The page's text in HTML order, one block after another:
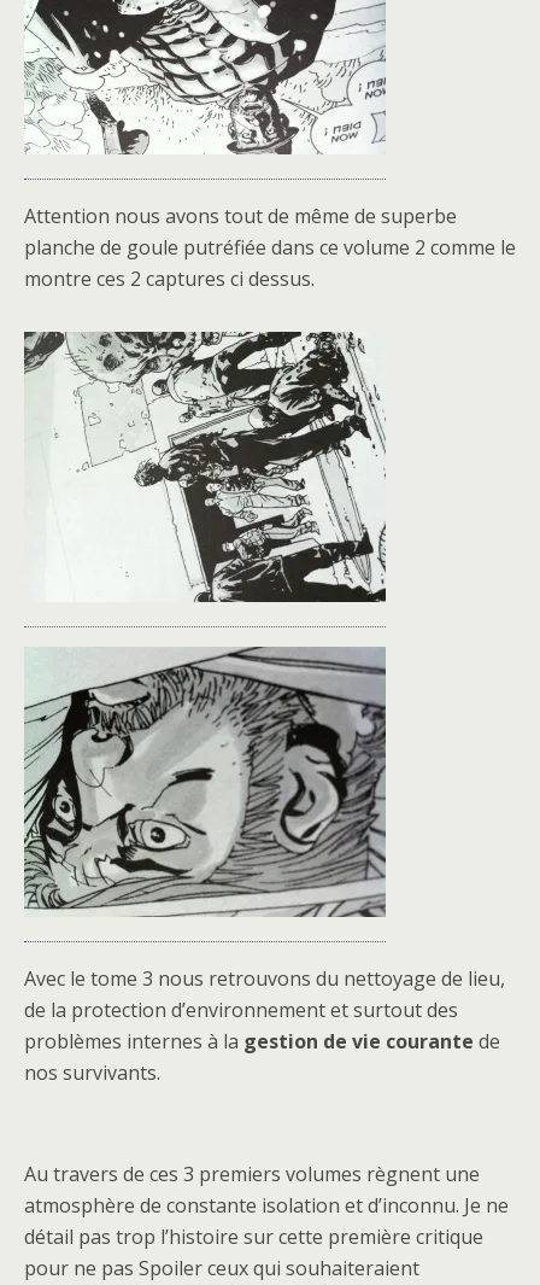
Attention nous avons tout de même de superbe
planche de goule putréfiée dans ce volume 2 comme le
montre ces 2 captures ci dessus.
Avec le tome 3 nous retrouvons du nettoyage de lieu,
de la protection d’environnement et surtout des
problèmes internes à la gestion de vie courante de
nos survivants.
Au travers de ces 3 premiers volumes règnent une
atmosphère de constante isolation et d’inconnu. Je ne
détail pas trop l’histoire sur cette première critique
pour ne pas Spoiler ceux qui souhaiteraient